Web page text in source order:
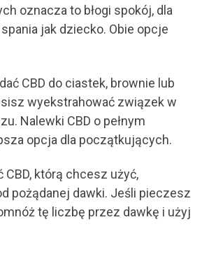
oznacza to błogi spokój, dla
jak dziecko. Obie opcje
CBD do ciastek, brownie lub
wyekstrahować związek w
Nalewki CBD o pełnym
opcja dla początkujących.
CBD, którą chcesz użyć,
pożądanej dawki. Jeśli pieczesz
tę liczbę przez dawkę i użyj